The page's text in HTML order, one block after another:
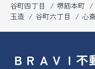
谷町四丁目
堺筋本町
玉造
谷町六丁目 心
ＢＲＡＶＩ不